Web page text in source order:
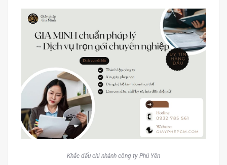
Khắc dấu chi nhánh công ty Phú Yên